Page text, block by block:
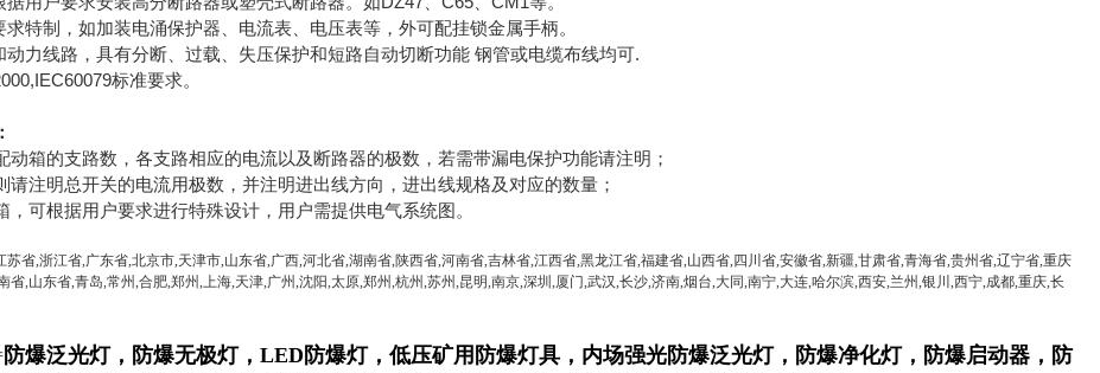
求特制，如加装电涌保护器、电流表、电压表等，外可配挂锁金属手柄。
动力线路，具有分断、过载、失压保护和短路自动切断功能 钢管或电缆布线均可.
标准要求。
动箱的支路数，各支路相应的电流以及断路器的极数，若需带漏电保护功能请注明；
请注明总开关的电流用极数，并注明进出线方向，进出线规格及对应的数量；
，可根据用户要求进行特殊设计，用户需提供电气系统图。
苏省,浙江省,广东省,北京市,天津市,山东省,广西,河北省,湖南省,陕西省,河南省,吉林省,江西省,黑龙江省,福建省,山西省,四川省,安徽省,新疆,甘肃省,青海省,贵州省,辽宁省,重庆
省,山东省,青岛,常州,合肥,郑州,上海,天津,广州,沈阳,太原,郑州,杭州,苏州,昆明,南京,深圳,厦门,武汉,长沙,济南,烟台,大同,南宁,大连,哈尔滨,西安,兰州,银川,西宁,成都,重庆,长
防爆泛光灯，防爆无极灯，LED防爆灯， 低压矿用防爆灯具， 内场强光防爆泛光灯，防爆净化灯，防爆启动器，防